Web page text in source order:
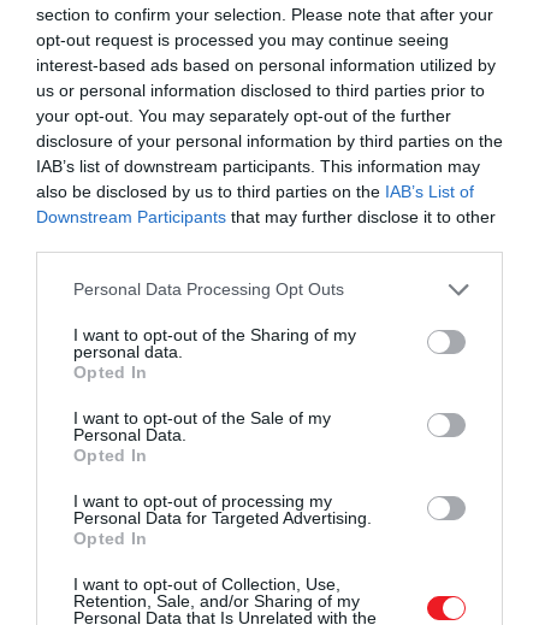
section to confirm your selection. Please note that after your
opt-out request is processed you may continue seeing
interest-based ads based on personal information utilized by
us or personal information disclosed to third parties prior to
your opt-out. You may separately opt-out of the further
disclosure of your personal information by third parties on the
IAB’s list of downstream participants. This information may
also be disclosed by us to third parties on the IAB’s List of
Downstream Participants that may further disclose it to other
Please note that this website/app uses one or more Google
not limited to your visit or usage behaviour. You may click to
grant or deny consent to Google and its third-party tags to
use your data for below specified purposes in below Google
consent section.
Personal Data Processing Opt Outs
I want to opt-out of the Sharing of my
personal data.
Opted In
I want to opt-out of the Sale of my
Personal Data.
Opted In
I want to opt-out of processing my
Personal Data for Targeted Advertising.
Opted In
I want to opt-out of Collection, Use,
Retention, Sale, and/or Sharing of my
Personal Data that Is Unrelated with the
Mostantól újabb európai légitársaság
gépein wifizhetünk ingyenesen
A felmérés egyik fontos megállapítása, hogy a
kedvezőnek tűnő jegyár a kézipoggyász, az
ülőhelyválasztásés más kiegészítő szolgáltatások
hozzáadásával jelentősen nőhet. Ezek a díjak sok
meg, ami megnehezíti az átlátható
összehasonlítást. A Which? szerint több olyan
légitársaság működik, ahol a csomagot és az
kedvezőbb árat jelent,írjaaz Euronews.
végzett76 százalékkal. A társaság a megbízhatóság
terén teljesített kiemelkedően, ritkábban törölt
foglalási folyamatra, az ügyfélszolgálatra és az ár-
érték arányra. Erős eredményt ért el a
Lufthansa